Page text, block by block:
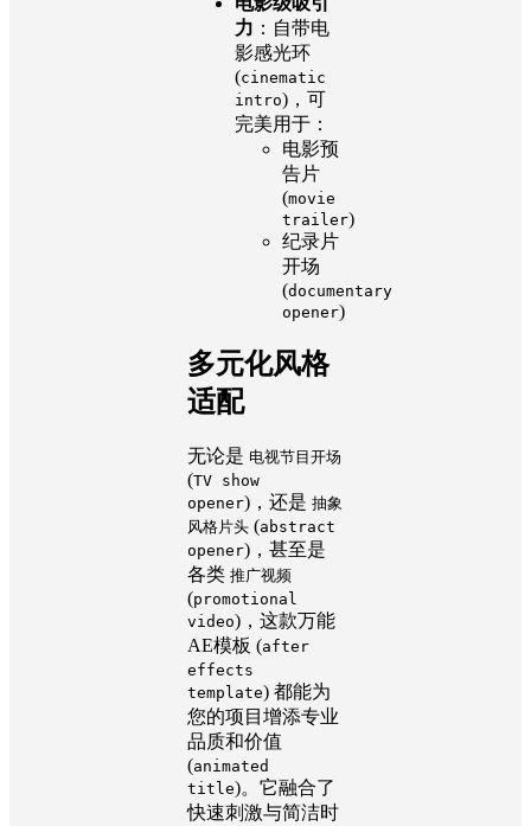
力 ：自带电
影感光环
(cinematic
intro)，可
完美用于：
电影预
告片
(movie
trailer)
纪录片
开场
(documentary
opener)
多元化风格
适配
无论是 电视节目开场
(TV show
opener)，还是 抽象
风格片头 (abstract
opener)，甚至是
各类 推广视频
(promotional
video)，这款万能
AE模板 (after
effects
template) 都能为
您的项目增添专业
品质和价值
(animated
title)。它融合了
快速刺激与简洁时